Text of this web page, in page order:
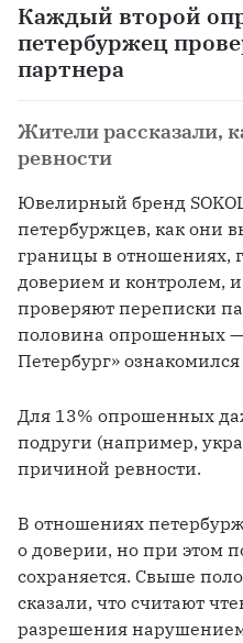
Каждый второй
петербуржец
партнера
Жители рассказали,
ревности
Ювелирный бренд
петербуржцев, как они
границы в отношениях,
доверием и контролем,
проверяют переписки
половина опрошенных
Петербург»
Для 13% опрошенных
подруги (например,
причиной ревности.
В отношениях
о доверии, но при этом
сохраняется. Свыше
сказали, что считают
разрешения